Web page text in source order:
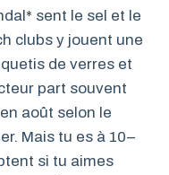
sent le sel et le
clubs y jouent une
de verres et
part souvent
en août selon le
Mais tu es à 10–
si tu aimes